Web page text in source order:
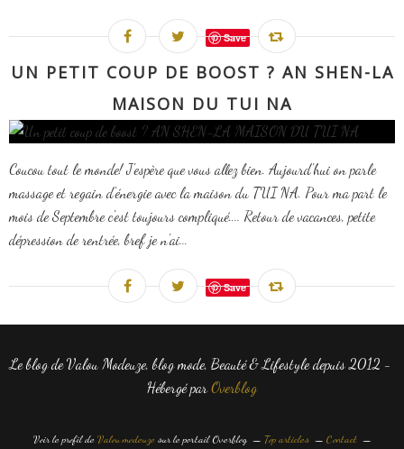
Save
UN PETIT COUP DE BOOST ? AN SHEN-LA
MAISON DU TUI NA
Coucou tout le monde! J'espère que vous allez bien. Aujourd'hui on parle
massage et regain d'énergie avec la maison du TUI NA. Pour ma part le
mois de Septembre c'est toujours compliqué.... Retour de vacances, petite
dépression de rentrée, bref je n'ai...
Save
Le blog de Valou Modeuze, blog mode, Beauté & Lifestyle depuis 2012 -
Hébergé parOverblog
Voir le profil de Valou modeuzesur le portail Overblog Top articles Contact